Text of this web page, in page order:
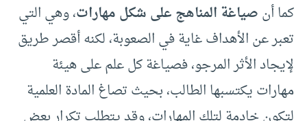
كما أنصياغة المناهج على شكل مهارات، وهي التي
تعبر عن الأهداف غاية في الصعوبة، لكنه أقصر طريق
لإيجاد الأثر المرجو، فصياغة كل علم على هيئة
مهارات يكتسبها الطالب، بحيث تصاغ المادة العلمية